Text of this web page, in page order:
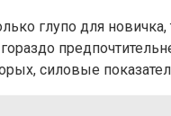
глупо для
силовые